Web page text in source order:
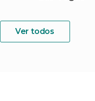
Ver todos